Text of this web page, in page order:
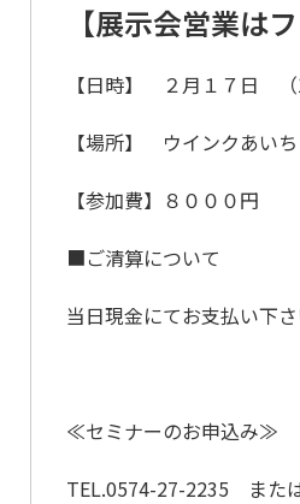
【展示会営業は
【日時】 ２月１７日 （
【場所】 ウインクあい
【参加費】８０００円
■ご清算について
当日現金にてお支払い下
≪セミナーのお申込み≫
TEL.0574-27-2235 または